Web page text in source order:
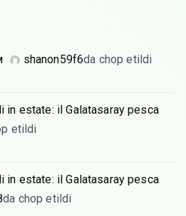
shanon59f6da chop etildi
in estate: il Galatasaray pesca
etildi
in estate: il Galatasaray pesca
da chop etildi